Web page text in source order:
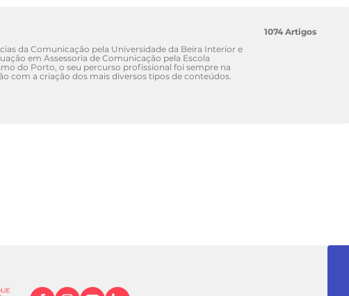
da Comunicação pela Universidade da Beira Interior e
em Assessoria de Comunicação pela Escola
do Porto, o seu percurso profissional foi sempre na
com a criação dos mais diversos tipos de conteúdos.
1074 Artigos